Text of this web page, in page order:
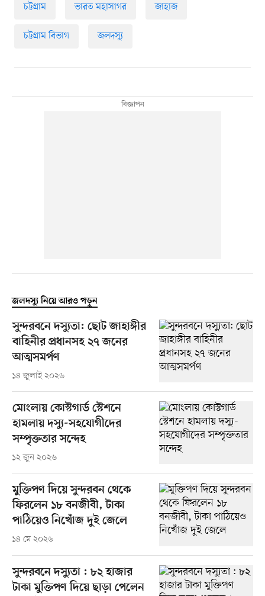
চট্টগ্রাম ভারত মহাসাগর জাহাজ
চট্টগ্রাম বিভাগ জলদস্যু
জলদস্যু নিয়ে আরও পড়ুন
সুন্দরবনে দস্যুতা: ছোট জাহাঙ্গীর
বাহিনীর প্রধানসহ ২৭ জনের
আত্মসমর্পণ
১৪ জুলাই ২০২৬
মোংলায় কোস্টগার্ড স্টেশনে
হামলায় দস্যু-সহযোগীদের
সম্পৃক্ততার সন্দেহ
১২ জুন ২০২৬
মুক্তিপণ দিয়ে সুন্দরবন থেকে
ফিরলেন ১৮ বনজীবী, টাকা
পাঠিয়েও নিখোঁজ দুই জেলে
১৪ মে ২০২৬
সুন্দরবনে দস্যুতা : ৮২ হাজার
টাকা মুক্তিপণ দিয়ে ছাড়া পেলেন